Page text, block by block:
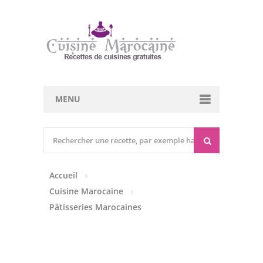
MENU
Entrées Froides
Tajines
Accueil
Cuisine Marocaine
Pâtisseries Marocaines